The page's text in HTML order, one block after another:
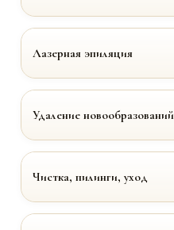
Лазерная эпиляция
Удаление новообразований
Чистка, пилинги, уход